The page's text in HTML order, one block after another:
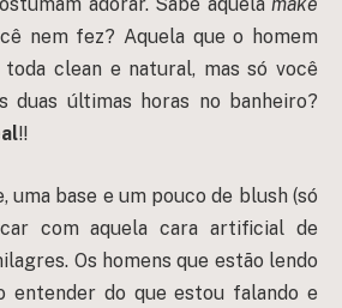
nem fez? Aquela que o homem
clean e natural, mas só você
duas últimas horas no banheiro?
!!
uma base e um pouco de blush (só
com aquela cara artificial de
Os homens que estão lendo
entender do que estou falando e